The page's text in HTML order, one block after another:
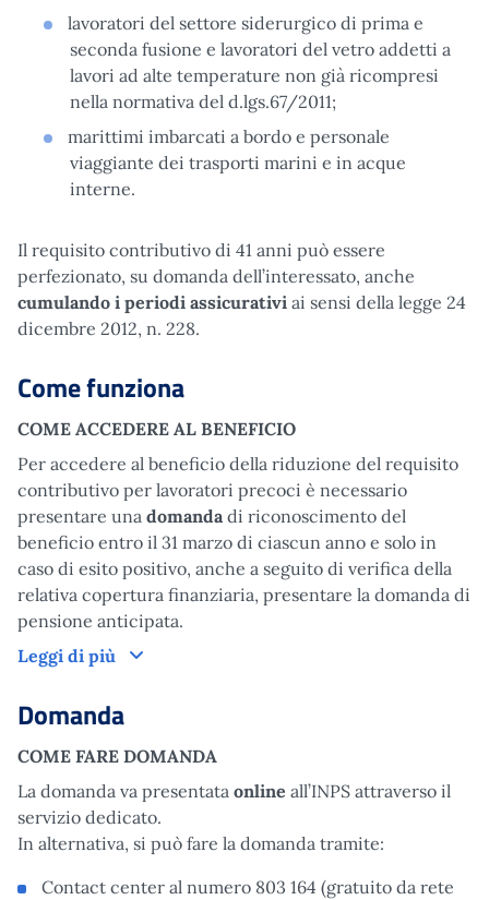
lavoratori del settore siderurgico di prima e
seconda fusione e lavoratori del vetro addetti a
lavori ad alte temperature non già ricompresi
nella normativa del d.lgs.67/2011;
marittimi imbarcati a bordo e personale
viaggiante dei trasporti marini e in acque
interne.
Il requisito contributivo di 41 anni può essere
perfezionato, su domanda dell’interessato, anche
cumulando i periodi assicurativi ai sensi della legge 24
dicembre 2012, n. 228.
Come funziona
COME ACCEDERE AL BENEFICIO
Per accedere al beneficio della riduzione del requisito
contributivo per lavoratori precoci è necessario
presentare una domanda di riconoscimento del
beneficio entro il 31 marzo di ciascun anno e solo in
caso di esito positivo, anche a seguito di verifica della
relativa copertura finanziaria, presentare la domanda di
pensione anticipata.
Leggi di più
Come funziona
Domanda
COME FARE DOMANDA
La domanda va presentata online all’INPS attraverso il
servizio dedicato.
In alternativa, si può fare la domanda tramite:
Contact center al numero 803 164 (gratuito da rete